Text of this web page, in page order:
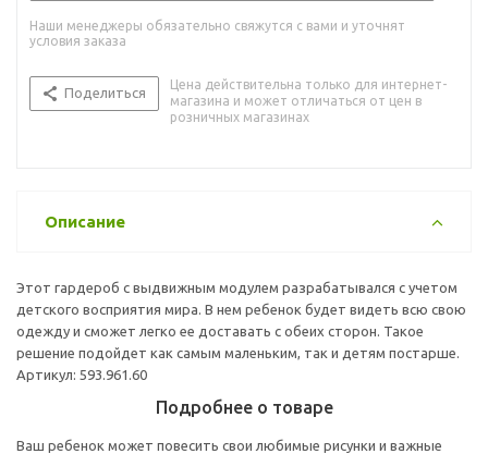
Наши менеджеры обязательно свяжутся с вами и уточнят
условия заказа
Поделиться
Цена действительна только для интернет-
магазина и может отличаться от цен в
розничных магазинах
Описание
Этот гардероб с выдвижным модулем разрабатывался с учетом
детского восприятия мира. В нем ребенок будет видеть всю свою
одежду и сможет легко ее доставать с обеих сторон. Такое
решение подойдет как самым маленьким, так и детям постарше.
Артикул: 593.961.60
Подробнее о товаре
Ваш ребенок может повесить свои любимые рисунки и важные